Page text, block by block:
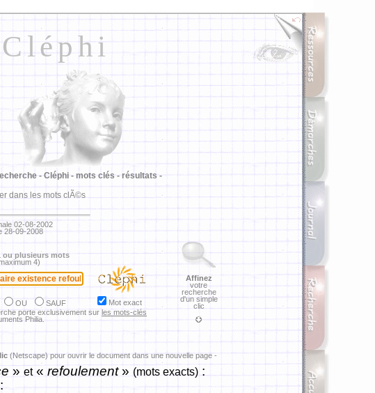
Cléphi
- Cléphi - mots clés - résultats -
dans les mots clÃ©s
02-08-2002
28-09-2008
ou plusieurs mots
4)
OU SAUF
Mot exact
porte exclusivement sur les mots-clés
Philia.
Affinez
votre
recherche
d'un simple
clic
(Netscape) pour ouvrir le document dans une nouvelle page -
» et« refoulement» (mots exacts) :